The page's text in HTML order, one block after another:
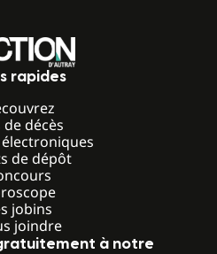
rapides
de décès
de dépôt
jobins
joindre
à notre